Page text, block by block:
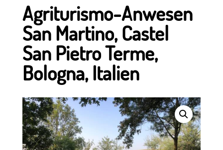
Agriturismo-Anwesen
San Martino, Castel
San Pietro Terme,
Bologna, Italien